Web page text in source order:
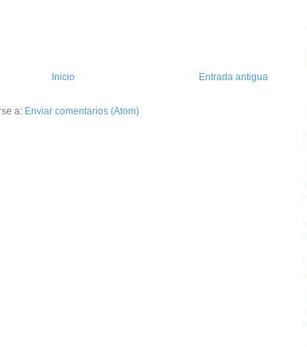
Entrada antigua
Inicio
a: Enviar comentarios (Atom)